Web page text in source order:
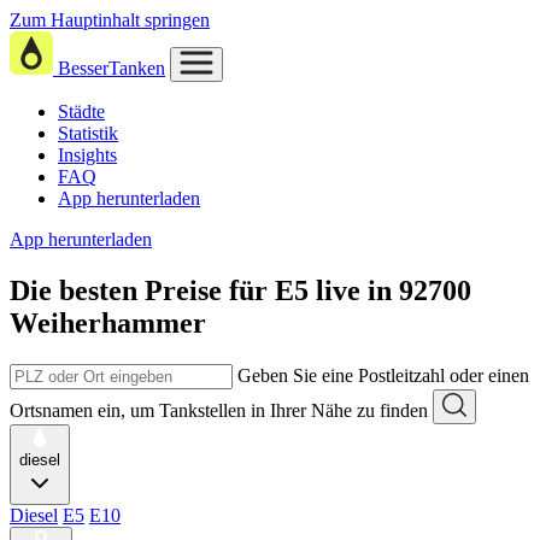
Zum Hauptinhalt springen
BesserTanken
Städte
Statistik
Insights
FAQ
App herunterladen
App herunterladen
Die besten Preise für E5 live in 92700
Weiherhammer
Geben Sie eine Postleitzahl oder einen
Ortsnamen ein, um Tankstellen in Ihrer Nähe zu finden
diesel
Diesel E5 E10